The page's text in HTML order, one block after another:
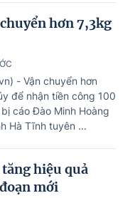
hơn 7,3kg
- Vận chuyển hơn
để nhận tiền công 100
cáo Đào Minh Hoàng
Hà Tĩnh tuyên ...
hiệu quả
mới